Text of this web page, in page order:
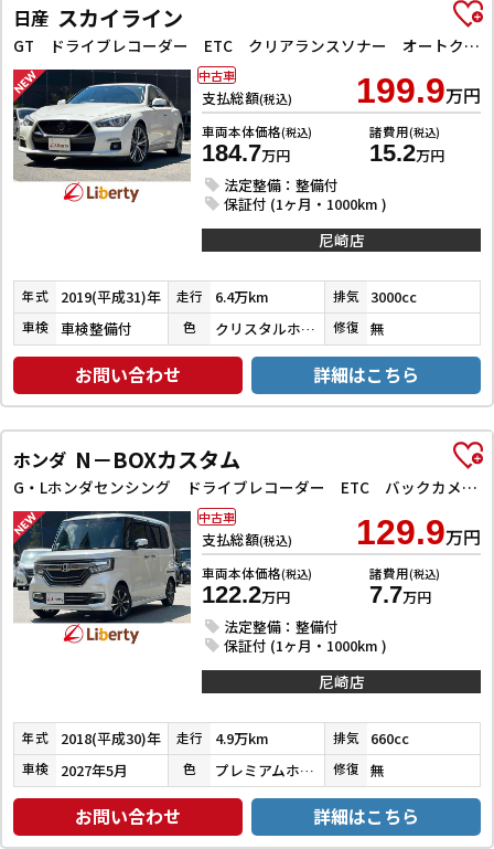
日産 スカイライン
GT ドライブレコーダー ETC クリアランスソナー オートクルーズコントロール 衝突被害軽減システム 全周囲カメラ ナビ TV アルミホイール オートライト LEDヘッドランプ サンルーフ AT
支払総額(税込) 199.9万円
車両本体価格(税込)
184.7万円
諸費用(税込)
15.2万円
法定整備：整備付
保証付 (1ヶ月・1000km )
中古車
尼崎店
年式 2019(平成31)年 走行 6.4万km 排気 3000cc
車検 車検整備付 色 クリスタルホワイトパール３コートパール 修復 無
お問い合わせ 詳細はこちら
ホンダ N－BOXカスタム
G・Lホンダセンシング ドライブレコーダー ETC バックカメラ 両側スライド・片側電動 ナビ TV クリアランスソナー オートクルーズコントロール レーンアシスト 衝突被害軽減システム オートライト スマートキー
支払総額(税込) 129.9万円
車両本体価格(税込)
122.2万円
諸費用(税込)
7.7万円
法定整備：整備付
保証付 (1ヶ月・1000km )
中古車
尼崎店
年式 2018(平成30)年 走行 4.9万km 排気 660cc
車検 2027年5月 色 プレミアムホワイトパールⅡ 修復 無
お問い合わせ 詳細はこちら